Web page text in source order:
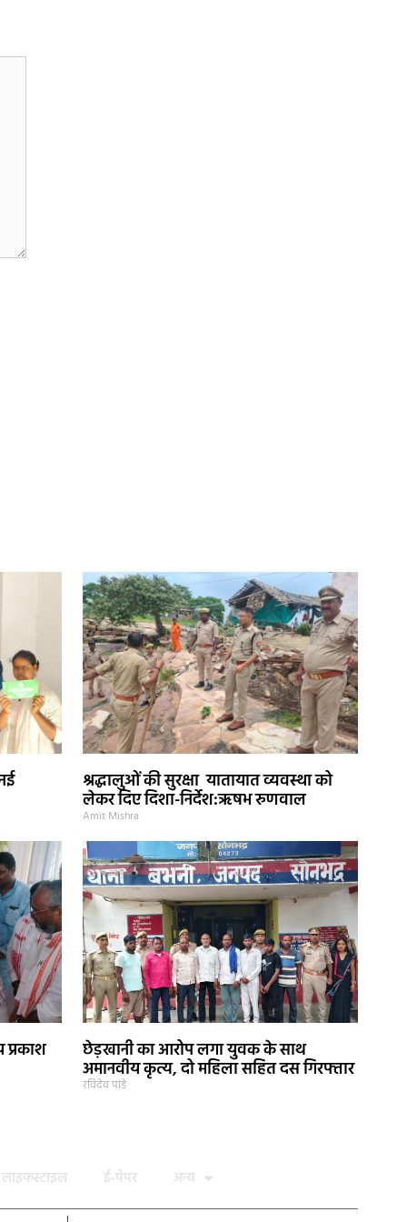
श्रद्धालुओं की सुरक्षा यातायात व्यवस्था को
लेकर दिए दिशा-निर्देश:ऋषभ रुणवाल
Amit Mishra
प्रकाश छेड़खानी का आरोप लगा युवक के साथ
अमानवीय कृत्य, दो महिला सहित दस गिरफ्तार
रविदेव पांडे
लाइफस्टाइल ई-पेपर अन्य